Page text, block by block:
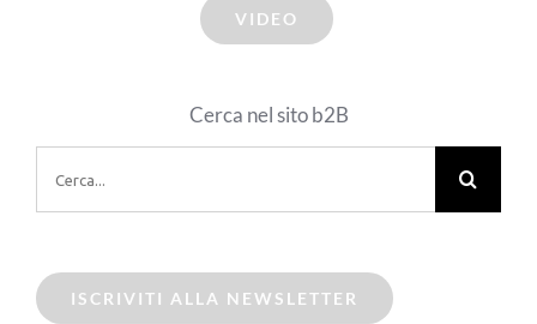
VIDEO
Cerca nel sito b2B
per:
ISCRIVITI ALLA NEWSLETTER